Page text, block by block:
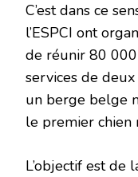
C’est dans ce
l’ESPCI ont
de réunir 80
services de deux
un berge belge
le premier chien
L’objectif est de